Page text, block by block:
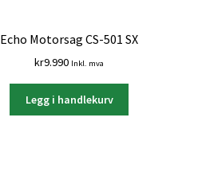
Echo Motorsag CS-501 SX
kr9.990 Inkl. mva
Legg i handlekurv